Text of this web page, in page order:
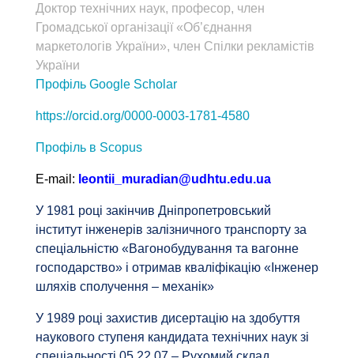
Доктор технічних наук, професор, член
Громадської організації «Об’єднання
маркетологів України», член Спілки рекламістів
України
Профіль Google Scholar
https://orcid.org/0000-0003-1781-4580
Профіль в Scopus
Е-mail: leontii_muradian@udhtu.edu.ua
У 1981 році закінчив Дніпропетровський
інститут інженерів залізничного транспорту за
спеціальністю «Вагонобудування та вагонне
господарство» і отримав кваліфікацію «Інженер
шляхів сполучення – механік»
У 1989 році захистив дисертацію на здобуття
наукового ступеня кандидата технічних наук зі